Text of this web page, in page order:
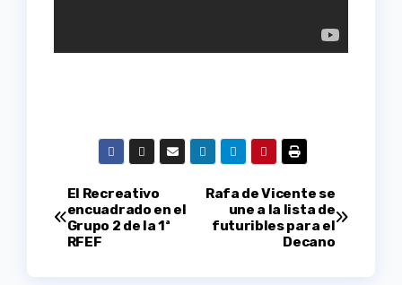
Navegación
de
Rafa de Vicente se
une a la lista de
futuribles para el
Decano
El Recreativo
encuadrado en el
Grupo 2 de la 1ª
RFEF